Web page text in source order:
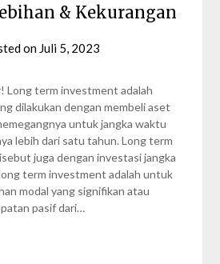
& Kekurangan
on Juli 5, 2023
Gezita
Long term investment adalah
dilakukan dengan membeli aset
untuk jangka waktu
lebih dari satu tahun. Long term
juga dengan investasi jangka
term investment adalah untuk
modal yang signifikan atau
pasif dari…